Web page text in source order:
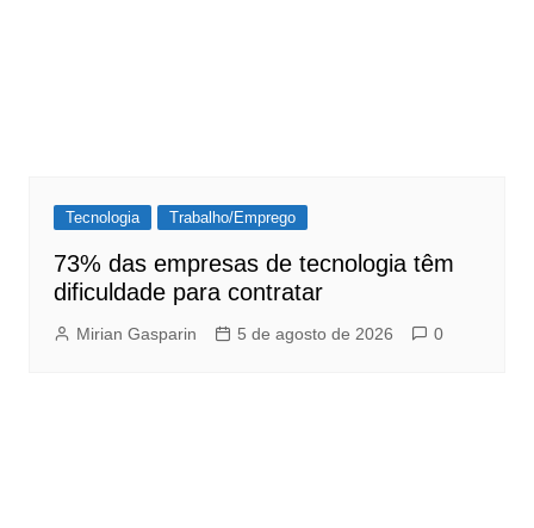
Tecnologia Trabalho/Emprego
73% das empresas de tecnologia têm
dificuldade para contratar
Mirian Gasparin 5 de agosto de 2026 0